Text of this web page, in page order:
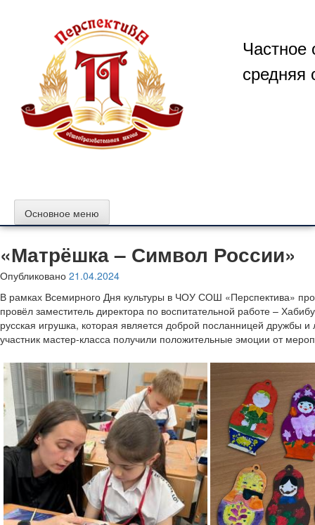
содержимому
Частное
средняя
Основное меню
«Матрёшка – Символ России»
Опубликовано 21.04.2024
В рамках Всемирного Дня культуры в ЧОУ СОШ «Перспектива»
провёл заместитель директора по воспитательной работе –
русская игрушка, которая является доброй посланницей дружбы
участник мастер-класса получили положительные эмоции от